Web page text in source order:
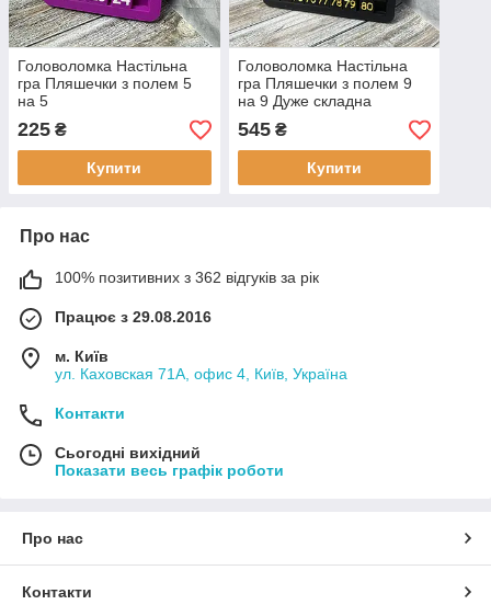
Головоломка Настільна
гра Пляшечки з полем 5
на 5
225 ₴
Купити
Головоломка Настільна
гра Пляшечки з полем 9
на 9 Дуже складна
545₴
Купити
Про нас
100% позитивних з 362 відгуків за рік
Працює з 29.08.2016
м. Київ
ул. Каховская 71А, офис 4, Київ, Україна
Контакти
Сьогодні вихідний
Показати весь графік роботи
Про нас
Контакти